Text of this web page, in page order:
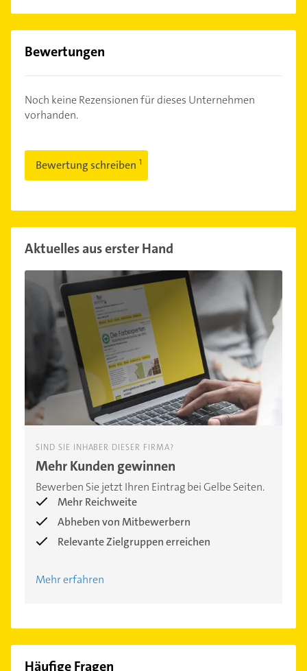
Bewertungen
Noch keine Rezensionen für dieses Unternehmen
vorhanden.
Bewertung schreiben
Aktuelles aus erster Hand
SIND SIE INHABER DIESER FIRMA?
Mehr Kunden gewinnen
Bewerben Sie jetzt Ihren Eintrag bei Gelbe Seiten.
Mehr Reichweite
Abheben von Mitbewerbern
Relevante Zielgruppen erreichen
Mehr erfahren
Häufige Fragen